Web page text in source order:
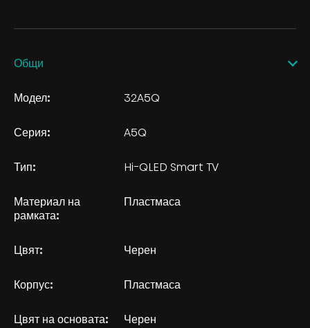
Общи
Модел: 32A5Q
Серия: A5Q
Тип: Hi-QLED Smart TV
Материал на
рамката:
Пластмаса
Цвят: Черен
Корпус: Пластмаса
Цвят на основата: Черен